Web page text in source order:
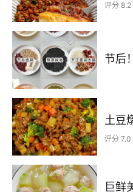
评分 8.2
评分 7.0
巨鲜